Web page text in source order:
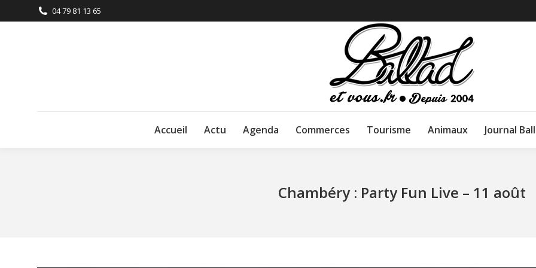
04 79 81 13 65
Accueil Actu Agenda Commerces Tourisme Animaux Journal
Chambéry : Party Fun Live – 11 août